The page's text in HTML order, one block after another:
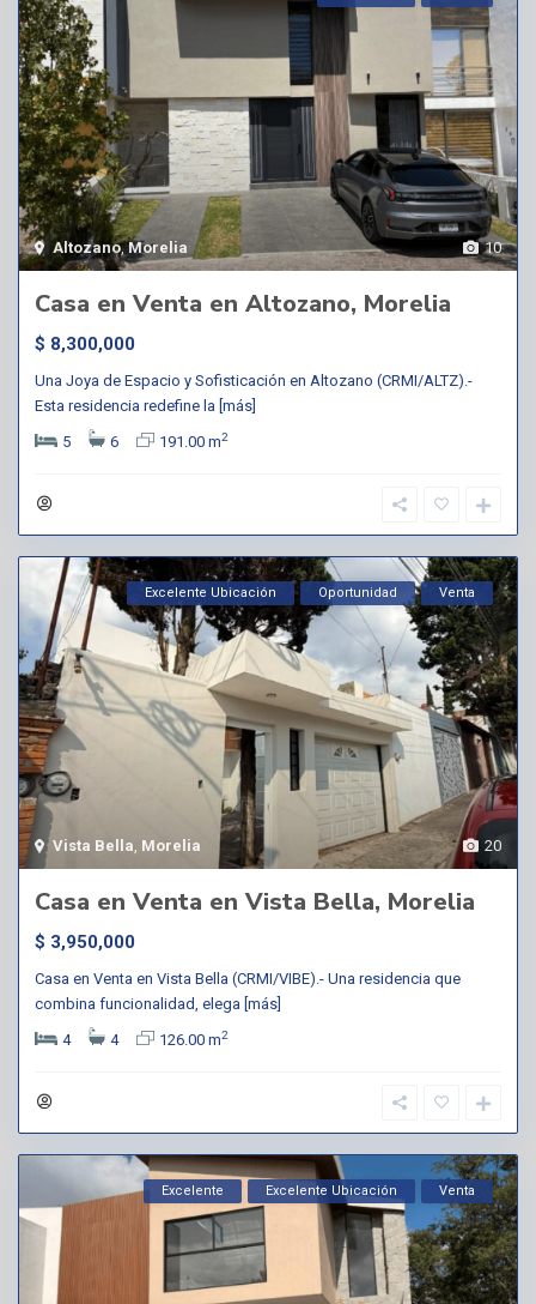
10
Altozano,Morelia
Casa en Venta en Altozano, Morelia
$ 8,300,000
Una Joya de Espacio y Sofisticación en Altozano (CRMI/ALTZ).-
Esta residencia redefine la [más]
5
6 191.00 m2
20
Vista Bella Morelia
Excelente Ubicación Oportunidad Venta
Casa en Venta en Vista Bella, Morelia
$ 3,950,000
Casa en Venta en Vista Bella (CRMI/VIBE).- Una residencia que
combina funcionalidad, elega [más]
4
4 126.00 m2
Excelente Excelente Ubicación Venta